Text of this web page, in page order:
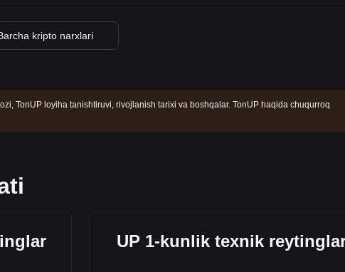
kripto narxlari
TonUP loyiha tanishtiruvi, rivojlanish tarixi va boshqalar. TonUP haqida chuqurroq
UP 1-kunlik texnik